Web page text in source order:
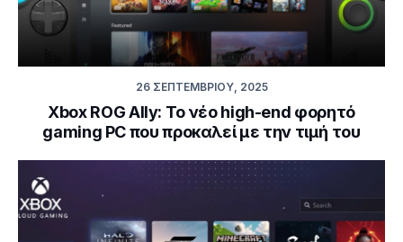
26 ΣΕΠΤΕΜΒΡΊΟΥ, 2025
Xbox ROG Ally: Το νέο high-end φορητό
gaming PC που προκαλεί με την τιμή του